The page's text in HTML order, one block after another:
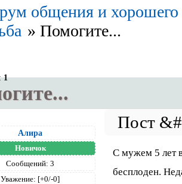
общения и хорошего
» Помогите...
1
Алира
Новичок
Сообщений: 3
Уважение: [+0/-0]
С мужем 5 лет
бесплоден.